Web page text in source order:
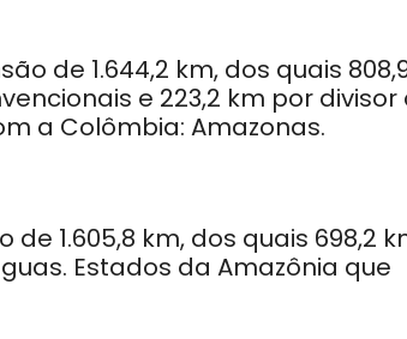
de 1.644,2 km, dos quais
e 223,2 km por divisor
a Colômbia: Amazonas.
1.605,8 km, dos quais 698,2
Estados da Amazônia que